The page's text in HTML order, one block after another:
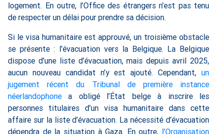
logement. En outre, l’Office des étrangers n’est pas tenu
de respecter un délai pour prendre sa décision.
Si le visa humanitaire est approuvé, un troisième obstacle
se présente : l’évacuation vers la Belgique. La Belgique
dispose d’une liste d’évacuation, mais depuis avril 2025,
aucun nouveau candidat n’y est ajouté. Cependant, un
jugement récent du Tribunal de première instance
néerlandophone a obligé l’État belge à inscrire les
personnes titulaires d’un visa humanitaire dans cette
affaire sur la liste d’évacuation. La nécessité d’évacuation
dépendra de la situation à Gaza. En outre, l’Organisation